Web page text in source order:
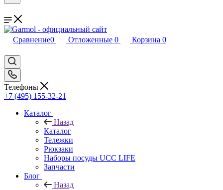
Сравнение0 Отложенные 0 Корзина 0
Телефоны
+7 (495) 155-32-21
Каталог
Назад
Каталог
Тележки
Рюкзаки
Наборы посуды UCC LIFE
Запчасти
Блог
Назад